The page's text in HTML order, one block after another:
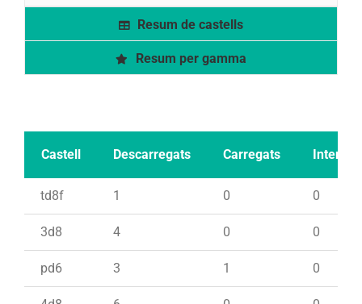
Resum de castells
Resum per gamma
Castell Descarregats Carregats Intents
td8f 1 0 0
3d8 4 0 0
pd6 3 1 0